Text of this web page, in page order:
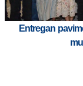
Entregan